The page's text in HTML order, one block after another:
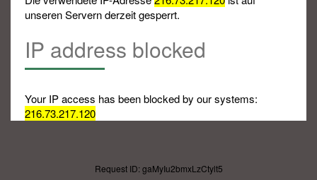
unseren Servern derzeit gesperrt.
IP address blocked
Your IP access has been blocked by our systems:
216.73.217.120
Request ID: gaMyIu2bmxLzCtylt5